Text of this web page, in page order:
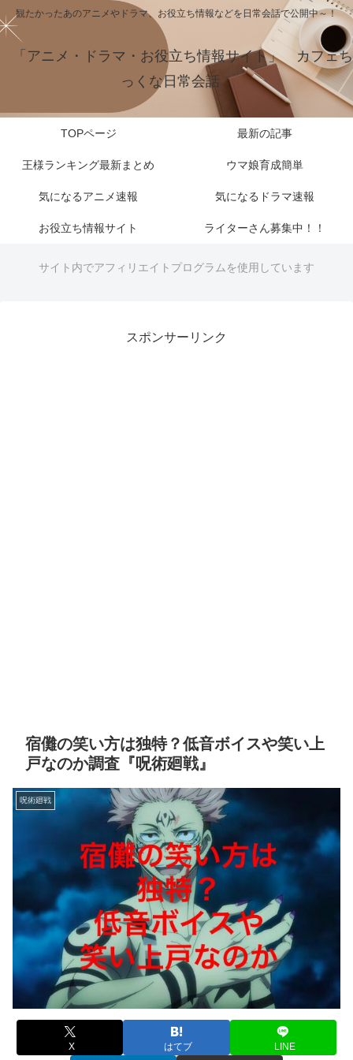
観たかったあのアニメやドラマ、お役立ち情報などを日常会話で公開中～！
「アニメ・ドラマ・お役立ち情報サイト」 カフェち
っくな日常会話
TOPページ 最新の記事
王様ランキング最新まとめ ウマ娘育成簡単
気になるアニメ速報 気になるドラマ速報
お役立ち情報サイト ライターさん募集中！！
サイト内でアフィリエイトプログラムを使用しています
スポンサーリンク
宿儺の笑い方は独特？低音ボイスや笑い上
戸なのか調査『呪術廻戦』
呪術廻戦
X はてブ LINE